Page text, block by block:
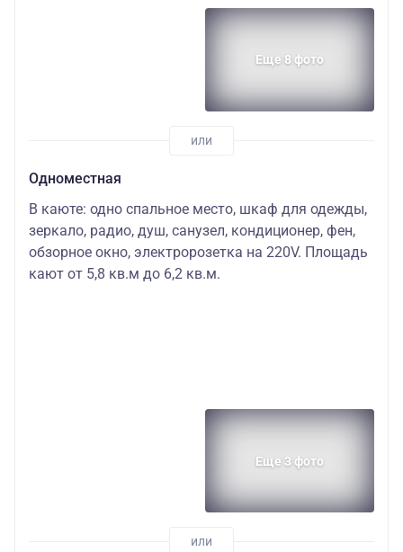
Еще 8 фото
Одноместная
В каюте: одно спальное место, шкаф для одежды,
зеркало, радио, душ, санузел, кондиционер, фен,
обзорное окно, электророзетка на 220V. Площадь
кают от 5,8 кв.м до 6,2 кв.м.
Еще 3 фото